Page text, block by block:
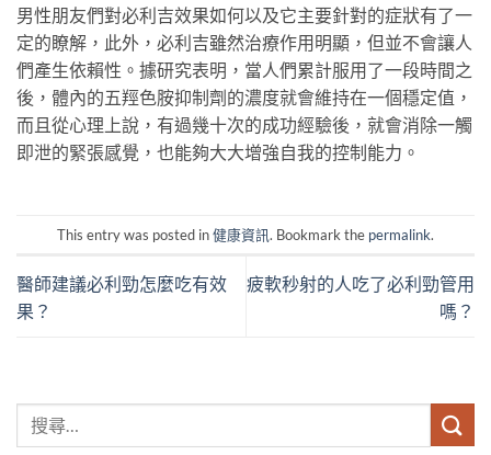
男性朋友們對必利吉效果如何以及它主要針對的症狀有了一
定的瞭解，此外，必利吉雖然治療作用明顯，但並不會讓人
們產生依賴性。據研究表明，當人們累計服用了一段時間之
後，體內的五羥色胺抑制劑的濃度就會維持在一個穩定值，
而且從心理上說，有過幾十次的成功經驗後，就會消除一觸
即泄的緊張感覺，也能夠大大增強自我的控制能力。
This entry was posted in健康資訊. Bookmark the permalink.
醫師建議必利勁怎麼吃有效
果？
疲軟秒射的人吃了必利勁管用
嗎？